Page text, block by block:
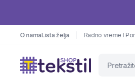
O namaLista želja Radno vreme I